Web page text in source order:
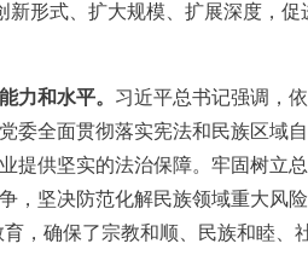
新形式、扩大规模、扩展深度，
力和水平。 习近平总书记强调，
委全面贯彻落实宪法和民族区域
提供坚实的法治保障。牢固树立
，坚决防范化解民族领域重大风
，确保了宗教和顺、民族和睦、